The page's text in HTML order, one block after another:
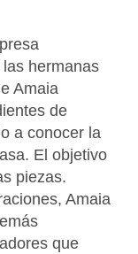
hermanas
Amaia
de
a conocer la
El objetivo
piezas.
Amaia
que